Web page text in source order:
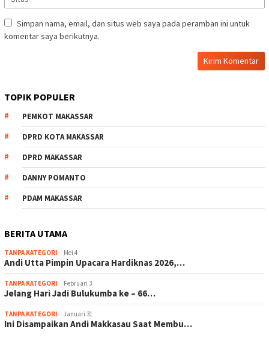
Simpan nama, email, dan situs web saya pada peramban ini untuk
komentar saya berikutnya.
TOPIK POPULER
PEMKOT MAKASSAR
DPRD KOTA MAKASSAR
DPRD MAKASSAR
DANNY POMANTO
PDAM MAKASSAR
BERITA UTAMA
TANPA KATEGORI Mei 4
Andi Utta Pimpin Upacara Hardiknas 2026,…
TANPA KATEGORI Februari 3
Jelang Hari Jadi Bulukumba ke – 66…
TANPA KATEGORI Januari 31
Ini Disampaikan Andi Makkasau Saat Membu…